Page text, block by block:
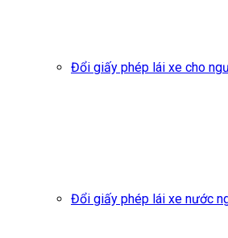
Đổi giấy phép lái xe cho
Đổi giấy phép lái xe nước